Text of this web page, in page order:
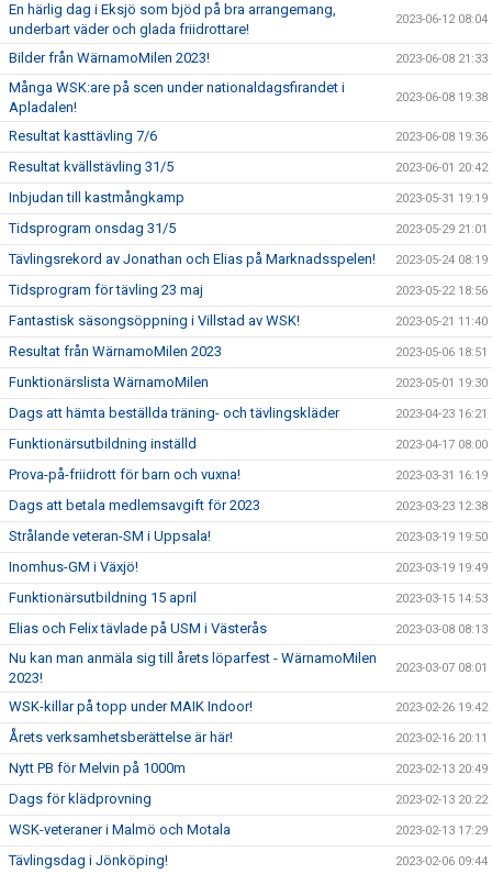
En härlig dag i Eksjö som bjöd på bra arrangemang,
underbart väder och glada friidrottare!
2023-06-12 08:04
Bilder från WärnamoMilen 2023! 2023-06-08 21:33
Många WSK:are på scen under nationaldagsfirandet i
Apladalen!
2023-06-08 19:38
Resultat kasttävling 7/6 2023-06-08 19:36
Resultat kvällstävling 31/5 2023-06-01 20:42
Inbjudan till kastmångkamp 2023-05-31 19:19
Tidsprogram onsdag 31/5 2023-05-29 21:01
Tävlingsrekord av Jonathan och Elias på Marknadsspelen! 2023-05-24 08:19
Tidsprogram för tävling 23 maj 2023-05-22 18:56
Fantastisk säsongsöppning i Villstad av WSK! 2023-05-21 11:40
Resultat från WärnamoMilen 2023 2023-05-06 18:51
Funktionärslista WärnamoMilen 2023-05-01 19:30
Dags att hämta beställda träning- och tävlingskläder 2023-04-23 16:21
Funktionärsutbildning inställd 2023-04-17 08:00
Prova-på-friidrott för barn och vuxna! 2023-03-31 16:19
Dags att betala medlemsavgift för 2023 2023-03-23 12:38
Strålande veteran-SM i Uppsala! 2023-03-19 19:50
Inomhus-GM i Växjö! 2023-03-19 19:49
Funktionärsutbildning 15 april 2023-03-15 14:53
Elias och Felix tävlade på USM i Västerås 2023-03-08 08:13
Nu kan man anmäla sig till årets löparfest - WärnamoMilen
2023!
2023-03-07 08:01
WSK-killar på topp under MAIK Indoor! 2023-02-26 19:42
Årets verksamhetsberättelse är här! 2023-02-16 20:11
Nytt PB för Melvin på 1000m 2023-02-13 20:49
Dags för klädprovning 2023-02-13 20:22
WSK-veteraner i Malmö och Motala 2023-02-13 17:29
Tävlingsdag i Jönköping! 2023-02-06 09:44